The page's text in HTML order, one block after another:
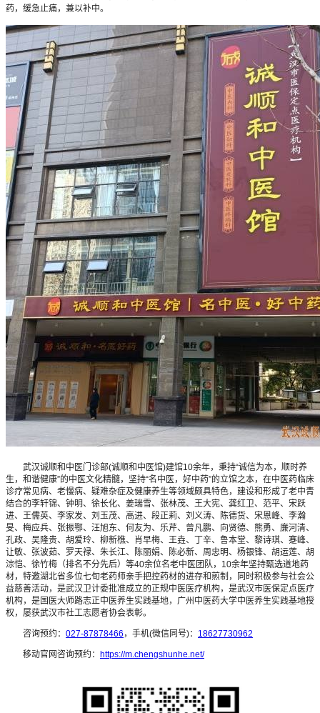
药，缓急止痛，兼以补中。
武汉诚顺和中医门诊部(诚顺和中医馆)建馆10余年，秉持“诚信为本，顺时养
生，和谐健康”的中医文化精髓，坚持“名中医，好中药”的立馆之本，在中医药临床
诊疗常见病、老慢病、疑难杂症及健康养生等领域颇具特色，建设和形成了老中青
结合的李轩锦、钟明、徐长化、姜瑞雪、张林茂、王大宪、龚红卫、范平、宋跃
进、王儒英、李家发、刘玉茂、高进、段正莉、刘义涛、陈德货、宋恩峰、李瀚
旻、梅应兵、张振鄂、汪旭东、何友为、乐芹、曾凡鹏、向贤德、熊勇、廉河清、
孔政、吴隆贵、胡爱玲、柳新樵、肖早梅、王垚、丁辛、鲁本堂、黎诗琪、蹇峰、
让敏、张波茹、罗天禄、朱长江、陈丽娟、陈必新、周忠明、杨银锋、胡运莲、胡
淙恺、徐竹梅（排名不分先后）等40余位名老中医团队，10余年坚持甄选道地药
材，特邀湖北省多位七旬老药师亲手把控药材的进存和煎制，同时积极参与社会公
益慈善活动，是武汉卫计委批准成立的正规中医医疗机构，是武汉市医保定点医疗
机构，是国医大师路志正中医养生实践基地，广州中医药大学中医养生实践基地授
权，屡获武汉市社工志愿者协会表彰。
咨询预约： 027-87878466 ，手机(微信同号)： 18627730962
移动官网咨询预约： https://m.chengshunhe.net/